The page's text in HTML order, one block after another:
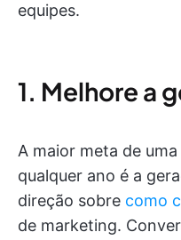
equipes.
1. Melhore a
A maior meta de
qualquer ano é a
direção sobre como
de marketing.